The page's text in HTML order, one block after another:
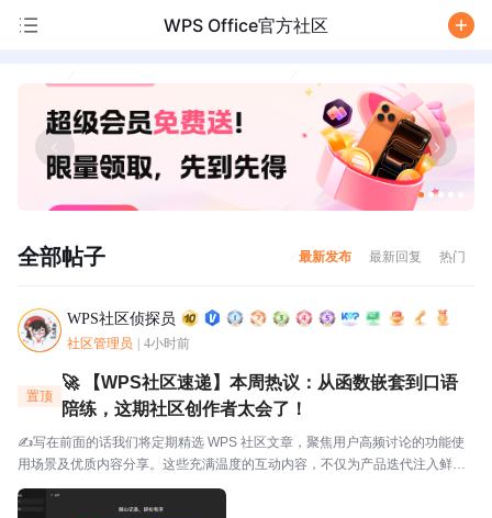
WPS Office官方社区
全部帖子 最新发布 最新回复 热门
WPS社区侦探员
社区管理员 4小时前
置顶
🚀 【WPS社区速递】本周热议：从函数嵌套到口语
陪练，这期社区创作者太会了！
✍️写在前面的话我们将定期精选 WPS 社区文章，聚焦用户高频讨论的功能使
用场景及优质内容分享。这些充满温度的互动内容，不仅为产品迭代注入鲜活
灵感，更搭建起官方与用户的双向沟通桥梁，每一份分享都值得被看见与珍
视。⭐关于WPS社区WPS社区（bbs.wps....